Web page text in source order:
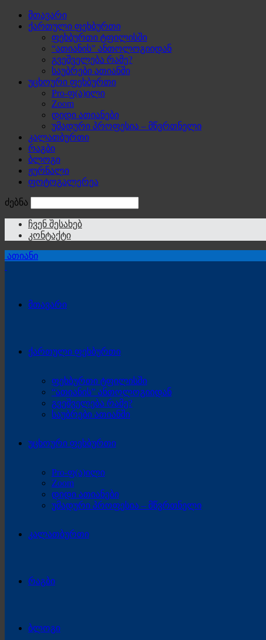
მთავარი
ქართული ფეხბურთი
ფეხბურთი ტფილისში
“ათიანის” ანთოლოგიიდან
გვეშველება რამე?
საუბრები ათიანში
უცხოური ფეხბურთი
Pro-ფ(ა)ილი
Zoom
დიდი ათიანები
უმადური პროფესია – მწვრთნელი
კალათბურთი
რაგბი
ბლოგი
ჟურნალი
ფოტოგალერეა
ძებნა
ჩვენ შესახებ
კონტაქტი
ათიანი
მთავარი
ქართული ფეხბურთი
ფეხბურთი ტფილისში
“ათიანის” ანთოლოგიიდან
გვეშველება რამე?
საუბრები ათიანში
უცხოური ფეხბურთი
Pro-ფ(ა)ილი
Zoom
დიდი ათიანები
უმადური პროფესია – მწვრთნელი
კალათბურთი
რაგბი
ბლოგი